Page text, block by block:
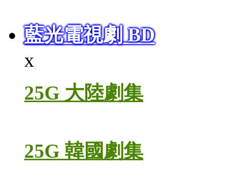
藍光電視劇 BD
x
25G 大陸劇集
25G 韓國劇集